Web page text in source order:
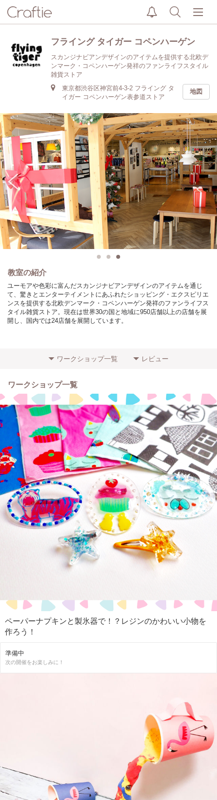
フライング タイガー コペンハーゲン
スカンジナビアンデザインのアイテムを提供する北欧デ
ンマーク・コペンハーゲン発祥のファンライフスタイル
雑貨ストア
東京都渋谷区神宮前4-3-2 フライング タ
イガー コペンハーゲン表参道ストア
地図
教室の紹介
ユーモアや色彩に富んだスカンジナビアンデザインのアイテムを通じ
て、驚きとエンターテイメントにあふれたショッピング・エクスピリエ
ンスを提供する北欧デンマーク・コペンハーゲン発祥のファンライフス
タイル雑貨ストア。現在は世界30の国と地域に950店舗以上の店舗を展
開し、国内では24店舗を展開しています。
ワークショップ一覧 レビュー
ワークショップ一覧
ペーパーナプキンと製氷器で！？レジンのかわいい小物を
作ろう！
準備中
次の開催をお楽しみに！